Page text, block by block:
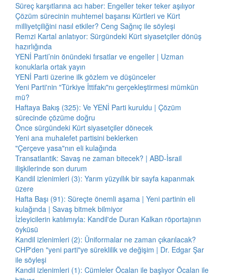
Süreç karşıtlarına acı haber: Engeller teker teker aşılıyor
Çözüm sürecinin muhtemel başarısı Kürtleri ve Kürt
milliyetçiliğini nasıl etkiler? Ceng Sağnıç ile söyleşi
Remzi Kartal anlatıyor: Sürgündeki Kürt siyasetçiler dönüş
hazırlığında
YENİ Parti’nin önündeki fırsatlar ve engeller | Uzman
konuklarla ortak yayın
YENİ Parti üzerine ilk gözlem ve düşünceler
Yeni Parti'nin "Türkiye İttifakı"nı gerçekleştirmesi mümkün
mü?
Haftaya Bakış (325): Ve YENİ Parti kuruldu | Çözüm
sürecinde çözüme doğru
Önce sürgündeki Kürt siyasetçiler dönecek
Yeni ana muhalefet partisini beklerken
"Çerçeve yasa"nın eli kulağında
Transatlantik: Savaş ne zaman bitecek? | ABD-İsrail
ilişkilerinde son durum
Kandil izlenimleri (3): Yarım yüzyıllık bir sayfa kapanmak
üzere
Hafta Başı (91): Süreçte önemli aşama | Yeni partinin eli
kulağında | Savaş bitmek bilmiyor
İzleyicilerin katılımıyla: Kandil'de Duran Kalkan röportajının
öyküsü
Kandil izlenimleri (2): Üniformalar ne zaman çıkarılacak?
CHP'den "yeni parti"ye süreklilik ve değişim | Dr. Edgar Şar
ile söyleşi
Kandil izlenimleri (1): Cümleler Öcalan ile başlıyor Öcalan ile